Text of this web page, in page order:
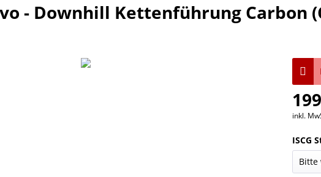
- Downhill Kettenführung Carbon
inkl.
ISCG